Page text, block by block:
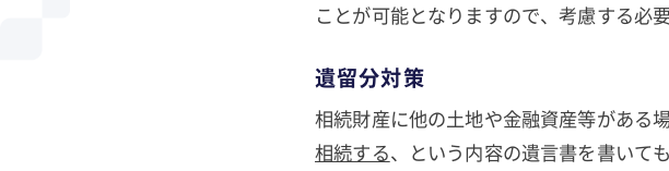
ことが可能となりますので、考慮する必
遺留分対策
相続財産に他の土地や金融資産等がある
相続する、という内容の遺言書を書いて